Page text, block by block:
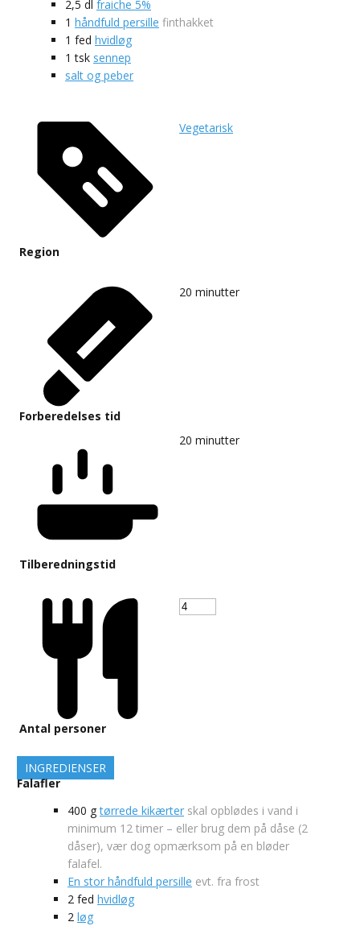
2,5 dl fraiche 5%
1 håndfuld persille finthakket
1 fed hvidløg
1 tsk sennep
salt og peber
Region
Vegetarisk
Forberedelses tid
20 minutter
Tilberedningstid
20 minutter
Antal personer
INGREDIENSER
Falafler
400 g tørrede kikærter skal opblødes i vand i
minimum 12 timer – eller brug dem på dåse (2
dåser), vær dog opmærksom på en bløder
falafel.
En stor håndfuld persille evt. fra frost
2 fed hvidløg
2 løg